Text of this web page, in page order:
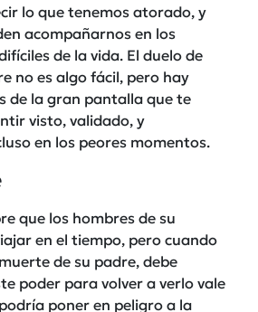
lo que tenemos atorado, y
acompañarnos en los
de la vida. El duelo de
no es algo fácil, pero hay
de la gran pantalla que te
visto, validado, y
en los peores momentos.
que los hombres de su
en el tiempo, pero cuando
de su padre, debe
poder para volver a verlo vale
poner en peligro a la